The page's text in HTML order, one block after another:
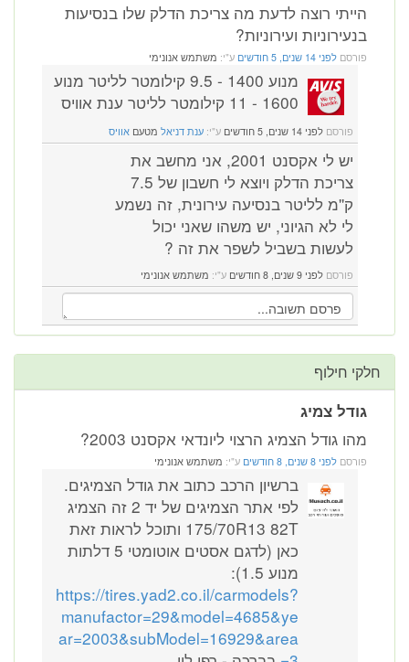
הייתי רוצה לדעת מה צריכת הדלק שלו בנסיעות
בנעירוניות ועירוניות?
פורסם לפני 14 שנים, 5 חודשים ע"י: משתמש אנונימי
מנוע 1400 - 9.5 קילומטר לליטר מנוע
1600 - 11 קילומטר לליטר ענת אוויס
פורסם לפני 14 שנים, 5 חודשים ע"י: ענת דניאל מטעם אוויס
יש לי אקסנט 2001, אני מחשב את
צריכת הדלק ויוצא לי חשבון של 7.5
ק''מ לליטר בנסיעה עירונית, זה נשמע
לי לא הגיוני, יש משהו שאני יכול
לעשות בשביל לשפר את זה ?
פורסם לפני 9 שנים, 8 חודשים ע"י: משתמש אנונימי
חלקי חילוף
גודל צמיג
מהו גודל הצמיג הרצוי ליונדאי אקסנט 2003?
פורסם לפני 8 שנים, 8 חודשים ע"י: משתמש אנונימי
ברשיון הרכב כתוב את גודל הצמיגים.
לפי אתר הצמיגים של יד 2 זה הצמיג
175/70R13 82T ותוכל לראות זאת
כאן (לדגם אסטים אוטומטי 5 דלתות
מנוע 1.5):
https://tires.yad2.co.il/carmodels?
manufactor=29&model=4685&ye
ar=2003&subModel=16929&area